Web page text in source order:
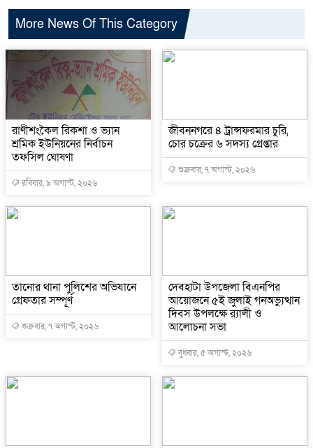
More News Of This Category
রাণীশংকৈল রিকশা ও ভ্যান
শ্রমিক ইউনিয়নের নির্বাচন
তফসিল ঘোষণা
রবিবার, ৯ অগাস্ট, ২০২৬
জীবননগরে ৪ ট্রান্সফরমার চুরি,
চোর চক্রের ৬ সদস্য গ্রেপ্তার
শুক্রবার, ৭ অগাস্ট, ২০২৬
তানোর থানা পুলিশের অভিযানে
গ্রেফতার সম্পূর্ণ
শুক্রবার, ৭ অগাস্ট, ২০২৬
দেবহাটা উপজেলা বিএনপির
আয়োজনে ৫ই জুলাই গনঅভ্যুত্থান
দিবস উপলক্ষে র‍্যালী ও
আলোচনা সভা
বুধবার, ৫ অগাস্ট, ২০২৬